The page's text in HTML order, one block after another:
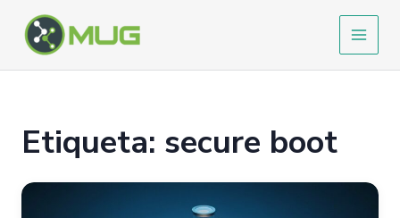
contenido
Etiqueta: secure boot